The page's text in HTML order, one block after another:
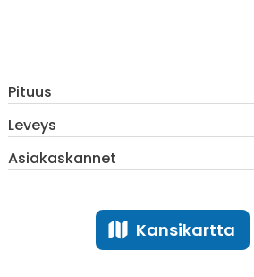
Pituus
Leveys
Asiakaskannet
Kansikartta